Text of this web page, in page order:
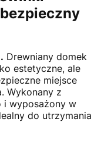
Drewniany domek
estetyczne, ale
miejsce
Wykonany z
i wyposażony w
do utrzymania